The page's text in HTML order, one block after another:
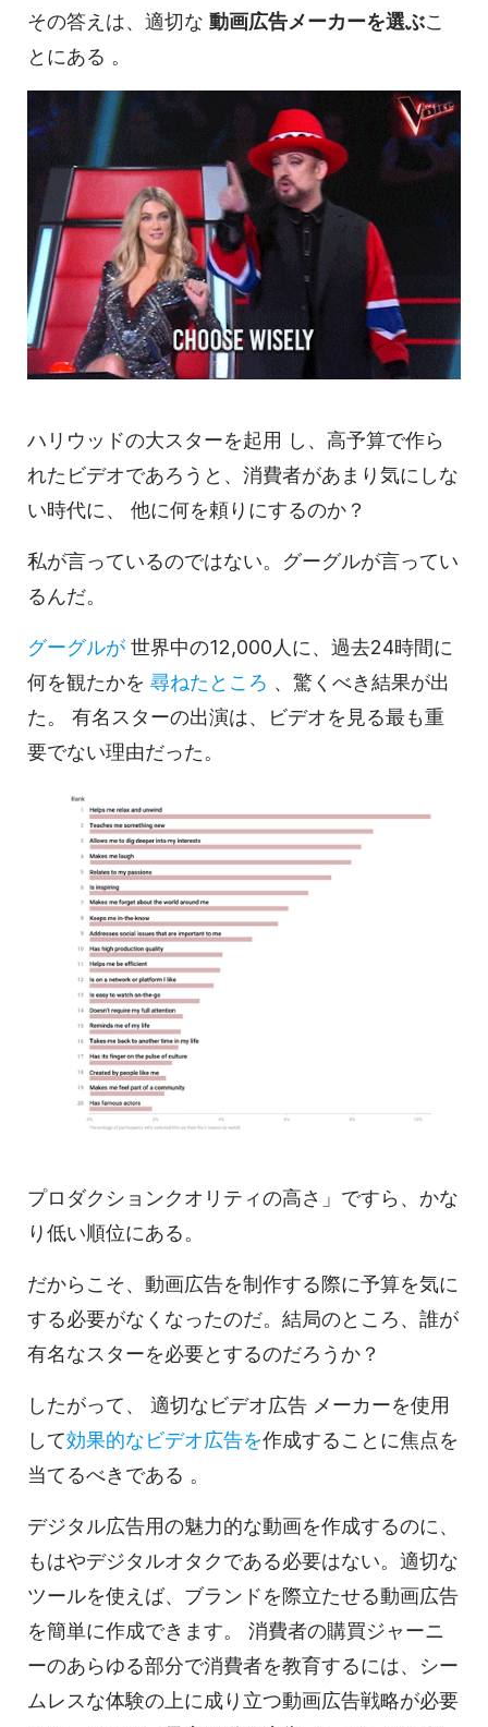
その答えは、適切な 動画広告メーカーを選ぶこ
とにある 。
ハリウッドの大スターを起用 し、高予算で作ら
れた ビデオであろうと、消費者があまり気にしな
い時代に、 他に何を頼りにするのか？
私が言っているのではない。グーグルが言ってい
るんだ。
グーグルが 世界中の12,000人に、過去24時間に
何を観たかを 尋ねたところ 、驚くべき結果が出
た。 有名スターの出演は、 ビデオを 見る最も重
要でない理由だった。
プロダクションクオリティの高さ」ですら、かな
り低い順位にある。
だからこそ、 動画広告を制作する際に予算を気に
する必要がなくなったのだ。結局のところ、誰が
有名なスターを必要とするのだろうか？
したがって、 適切なビデオ広告 メーカーを使用
して効果的なビデオ広告を作成することに焦点を
当てるべきである 。
デジタル広告用の魅力的な動画を作成するのに、
もはやデジタルオタクである必要はない。適切な
ツールを使えば、ブランドを際立たせる動画広告
を簡単に作成できます。 消費者の購買ジャーニ
ーのあらゆる部分で消費者を教育するには、シー
ムレスな体験の上に成り立つ動画広告戦略が必要